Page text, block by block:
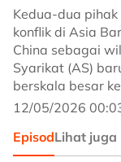
Kedua-dua
konflik di Asia
China sebagai
Syarikat (AS)
berskala besar
12/05/2026
EpisodLihat juga